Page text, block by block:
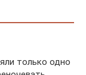
только одно